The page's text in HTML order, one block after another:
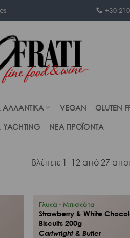
+30
ΑΛΛΑΝΤΙΚΑ VEGAN GLUTEN
YACHTING ΝΕΑ ΠΡΟΪΟΝΤΑ
Βλέπετε 1–12 από 27
Γλυκά - Μπισκότα
Strawberry & White
Biscuits 200g
Cartwright & Butler